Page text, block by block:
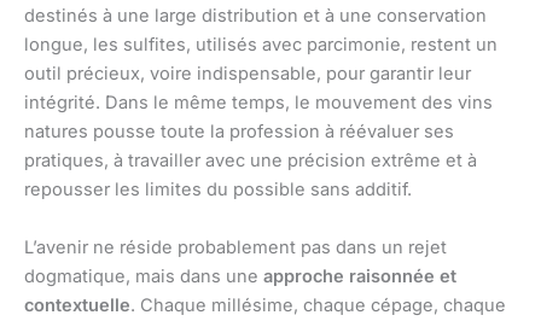
destinés à une large distribution et à une conservation
longue, les sulfites, utilisés avec parcimonie, restent un
outil précieux, voire indispensable, pour garantir leur
intégrité. Dans le même temps, le mouvement des vins
natures pousse toute la profession à réévaluer ses
pratiques, à travailler avec une précision extrême et à
repousser les limites du possible sans additif.
L’avenir ne réside probablement pas dans un rejet
dogmatique, mais dans une approche raisonnée et
contextuelle. Chaque millésime, chaque cépage, chaque